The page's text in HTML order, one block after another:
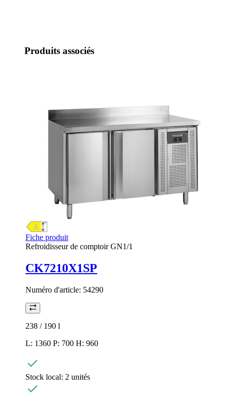
Produits associés
Fiche produit
Refroidisseur de comptoir GN1/1
CK7210X1SP
Numéro d'article: 54290
238 / 190 l
L: 1360 P: 700 H: 960
Stock local: 2 unités